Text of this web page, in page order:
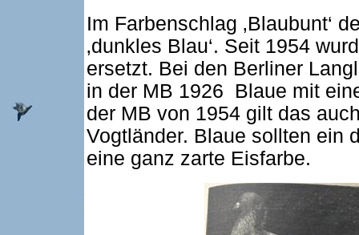
Im Farbenschlag ‚Blaubunt‘
‚dunkles Blau‘. Seit 1954
ersetzt. Bei den Berliner
in der MB 1926 Blaue mit
der MB von 1954 gilt das
Vogtländer. Blaue sollten ein
eine ganz zarte Eisfarbe.